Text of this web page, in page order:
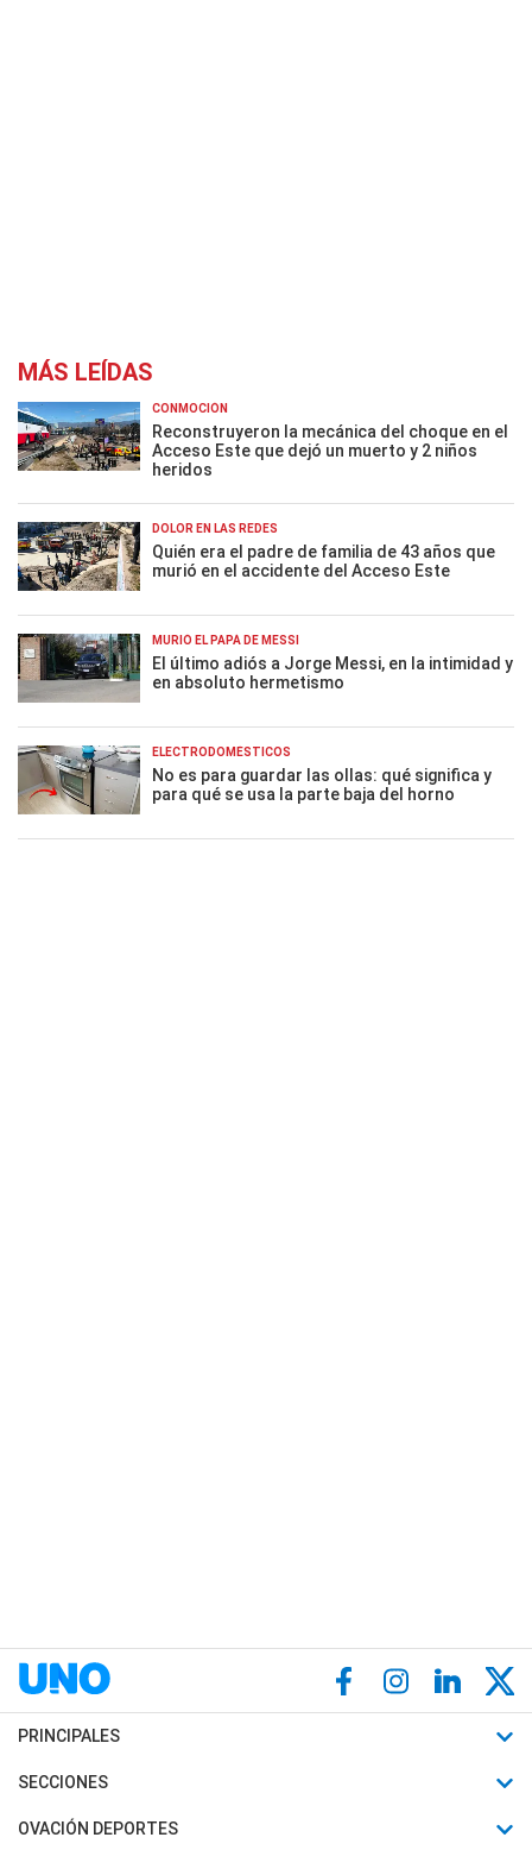
MÁS LEÍDAS
CONMOCIÓN
Reconstruyeron la mecánica del choque en el
Acceso Este que dejó un muerto y 2 niños
heridos
DOLOR EN LAS REDES
Quién era el padre de familia de 43 años que
murió en el accidente del Acceso Este
MURIÓ EL PAPÁ DE MESSI
El último adiós a Jorge Messi, en la intimidad y
en absoluto hermetismo
ELECTRODOMÉSTICOS
No es para guardar las ollas: qué significa y
para qué se usa la parte baja del horno
PRINCIPALES
Últimas Noticias
Política
SECCIONES
Horóscopo
OVACIÓN DEPORTES